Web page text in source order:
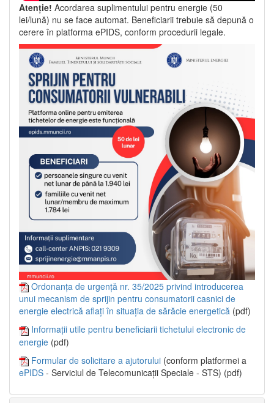
Atenție! Acordarea suplimentului pentru energie (50
lei/lună) nu se face automat. Beneficiarii trebuie să depună o
cerere în platforma ePIDS, conform procedurii legale.
Ordonanța de urgență nr. 35/2025 privind introducerea
unui mecanism de sprijin pentru consumatorii casnici de
energie electrică aflați în situația de sărăcie energetică (pdf)
Informații utile pentru beneficiarii tichetului electronic de
energie (pdf)
Formular de solicitare a ajutorului (conform platformei a
ePIDS - Serviciul de Telecomunicații Speciale - STS) (pdf)